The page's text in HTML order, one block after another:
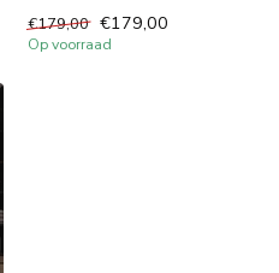
combineert een strak
rechthoekig ontwerp...
€179,00 €179,00
Op voorraad